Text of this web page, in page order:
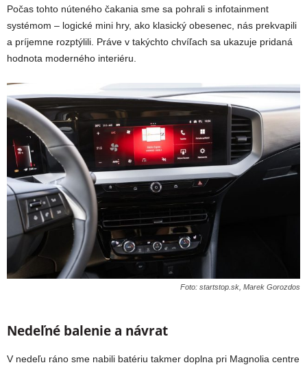
Počas tohto núteného čakania sme sa pohrali s infotainment
systémom – logické mini hry, ako klasický obesenec, nás prekvapili
a príjemne rozptýlili. Práve v takýchto chvíľach sa ukazuje pridaná
hodnota moderného interiéru.
Foto: startstop.sk, Marek Gorozdos
Nedeľné balenie a návrat
V nedeľu ráno sme nabili batériu takmer doplna pri Magnolia centre